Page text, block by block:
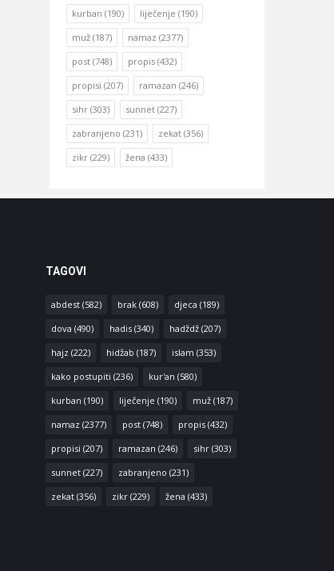
kurban (190) liječenje (190)
muž (187) namaz (2377)
post (748) propis (432)
propisi (207) ramazan (246)
sihr (303) sunnet (227)
zabranjeno (231) zekat (356)
zikr (229) žena (433)
TAGOVI
abdest(582) brak(608) djeca (189)
dova (490) hadis(340) hadždž(207)
hajz (222) hidžab (187) islam (353)
kako postupiti (236) kur'an (580)
kurban (190) liječenje (190) muž(187)
namaz (2377) post(748) propis(432)
propisi (207) ramazan (246) sihr(303)
sunnet(227) zabranjeno (231)
zekat(356) zikr(229) žena (433)